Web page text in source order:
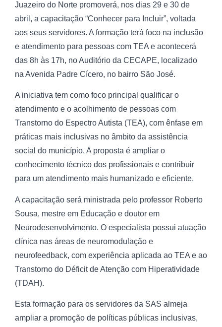
Juazeiro do Norte promoverá, nos dias 29 e 30 de
abril, a capacitação “Conhecer para Incluir”, voltada
aos seus servidores. A formação terá foco na inclusão
e atendimento para pessoas com TEA e acontecerá
das 8h às 17h, no Auditório da CECAPE, localizado
na Avenida Padre Cícero, no bairro São José.
A iniciativa tem como foco principal qualificar o
atendimento e o acolhimento de pessoas com
Transtorno do Espectro Autista (TEA), com ênfase em
práticas mais inclusivas no âmbito da assistência
social do município. A proposta é ampliar o
conhecimento técnico dos profissionais e contribuir
para um atendimento mais humanizado e eficiente.
A capacitação será ministrada pelo professor Roberto
Sousa, mestre em Educação e doutor em
Neurodesenvolvimento. O especialista possui atuação
clínica nas áreas de neuromodulação e
neurofeedback, com experiência aplicada ao TEA e ao
Transtorno do Déficit de Atenção com Hiperatividade
(TDAH).
Esta formação para os servidores da SAS almeja
ampliar a promoção de políticas públicas inclusivas,